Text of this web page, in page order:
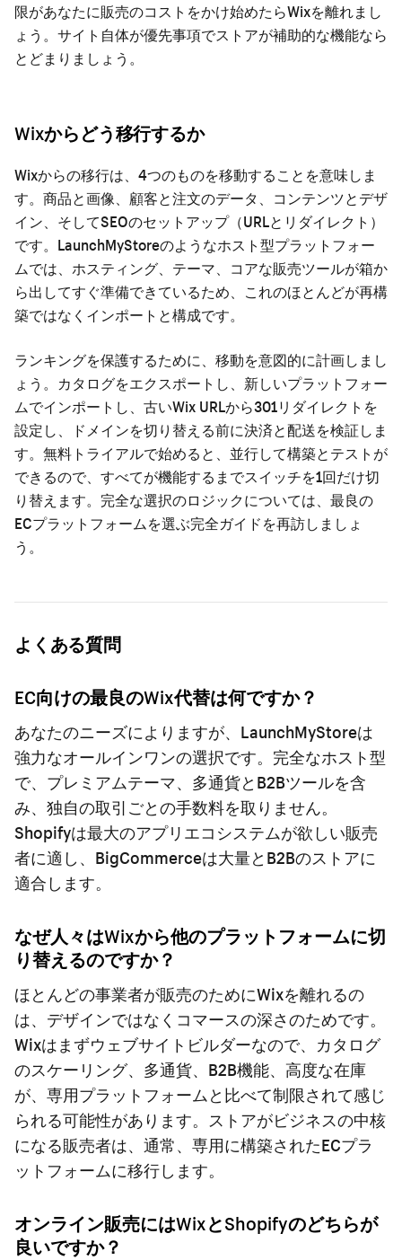
限があなたに販売のコストをかけ始めたらWixを離れまし
ょう。サイト自体が優先事項でストアが補助的な機能なら
とどまりましょう。
Wixからどう移行するか
Wixからの移行は、4つのものを移動することを意味しま
す。商品と画像、顧客と注文のデータ、コンテンツとデザ
イン、そしてSEOのセットアップ（URLとリダイレクト）
です。LaunchMyStoreのようなホスト型プラットフォー
ムでは、ホスティング、テーマ、コアな販売ツールが箱か
ら出してすぐ準備できているため、これのほとんどが再構
築ではなくインポートと構成です。
ランキングを保護するために、移動を意図的に計画しまし
ょう。カタログをエクスポートし、新しいプラットフォー
ムでインポートし、古いWix URLから301リダイレクトを
設定し、ドメインを切り替える前に決済と配送を検証しま
す。無料トライアルで始めると、並行して構築とテストが
できるので、すべてが機能するまでスイッチを1回だけ切
り替えます。完全な選択のロジックについては、 最良の
ECプラットフォームを選ぶ完全ガイドを再訪しましょ
う。
よくある質問
EC向けの最良のWix代替は何ですか？
あなたのニーズによりますが、LaunchMyStoreは
強力なオールインワンの選択です。完全なホスト型
で、プレミアムテーマ、多通貨とB2Bツールを含
み、独自の取引ごとの手数料を取りません。
Shopifyは最大のアプリエコシステムが欲しい販売
者に適し、BigCommerceは大量とB2Bのストアに
適合します。
なぜ人々はWixから他のプラットフォームに切
り替えるのですか？
ほとんどの事業者が販売のためにWixを離れるの
は、デザインではなくコマースの深さのためです。
Wixはまずウェブサイトビルダーなので、カタログ
のスケーリング、多通貨、B2B機能、高度な在庫
が、専用プラットフォームと比べて制限されて感じ
られる可能性があります。ストアがビジネスの中核
になる販売者は、通常、専用に構築されたECプラ
ットフォームに移行します。
オンライン販売にはWixとShopifyのどちらが
良いですか？